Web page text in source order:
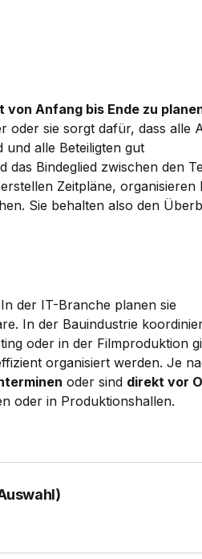
von Anfang bis Ende zu
oder sie sorgt dafür, dass alle
und alle Beteiligten gut
Bindeglied zwischen den
Zeitpläne, organisieren
Sie behalten also den
In der IT-Branche planen sie
In der Bauindustrie
oder in der Filmproduktion
organisiert werden. Je
oder sind direkt vor
oder in Produktionshallen.